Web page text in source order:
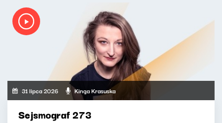
31 lipca 2026 Kinga Krasuska
Sejsmograf 273